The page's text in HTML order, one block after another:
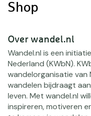
Shop
Over wandel.nl
Wandel.nl is een
Nederland (KWbN).
wandelorganisatie van
wandelen bijdraagt
leven. Met wandel.nl
inspireren, motiveren